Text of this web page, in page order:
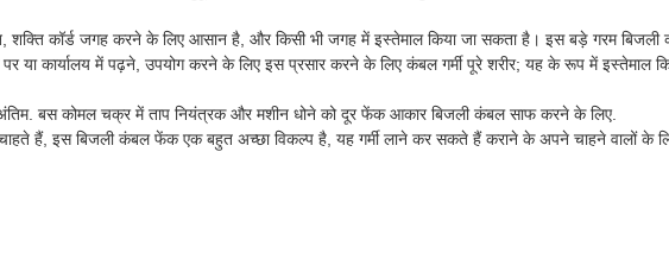
शक्ति कॉर्ड जगह करने के लिए आसान है, और किसी भी जगह में इस्तेमाल किया जा सकता है। इस बड़े गरम
कार्यालय में पढ़ने, उपयोग करने के लिए इस प्रसार करने के लिए कंबल गर्मी पूरे शरीर; यह के रूप में
अंतिम. बस कोमल चक्र में ताप नियंत्रक और मशीन धोने को दूर फेंक आकार बिजली कंबल साफ करने के लिए.
हैं, इस बिजली कंबल फेंक एक बहुत अच्छा विकल्प है, यह गर्मी लाने कर सकते हैं कराने के अपने चाहने वालों के